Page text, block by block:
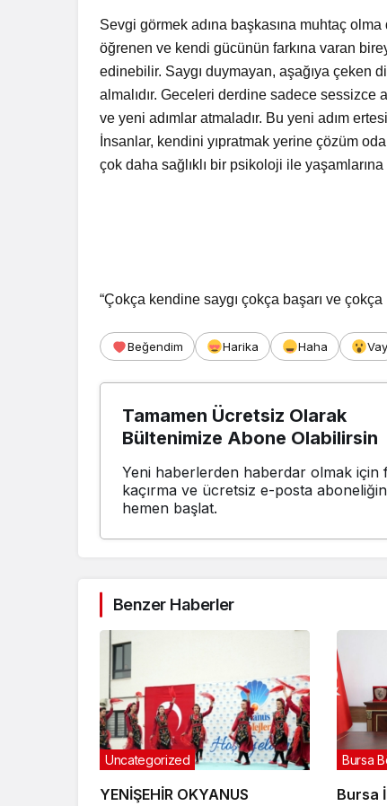
Sevgi görmek adına başkasına muhtaç
öğrenen ve kendi gücünün farkına varan
edinebilir. Saygı duymayan, aşağıya çeken
almalıdır. Geceleri derdine sadece
ve yeni adımlar atmaladır. Bu yeni adım
İnsanlar, kendini yıpratmak yerine çözüm
çok daha sağlıklı bir psikoloji ile
“Çokça kendine saygı çokça başarı ve çokça
Beğendim Harika Haha Vay
Tamamen Ücretsiz Olarak
Bültenimize Abone Olabilirsin
Yeni haberlerden haberdar olmak için
kaçırma ve ücretsiz e-posta
hemen başlat.
Benzer Haberler
YENİŞEHİR OKYANUS
Uncategorized
Bursa
Bursa